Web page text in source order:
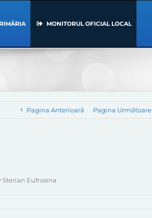
MONITORUL OFICIAL LOCAL
Pagina Anterioară Pagina Următoare
Eufrosina